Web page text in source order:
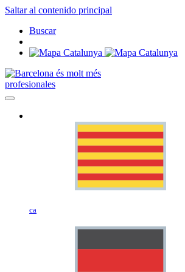
Saltar al contenido principal
Buscar
profesionales
ca